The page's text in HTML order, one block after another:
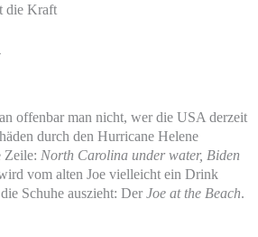
die Kraft
offenbar man nicht, wer die USA derzeit
durch den Hurricane Helene
Zeile: North Carolina under water, Biden
vom alten Joe vielleicht ein Drink
Schuhe auszieht: Der Joe at the Beach.